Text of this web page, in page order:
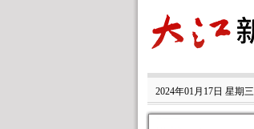
2024年01月17日 星期三